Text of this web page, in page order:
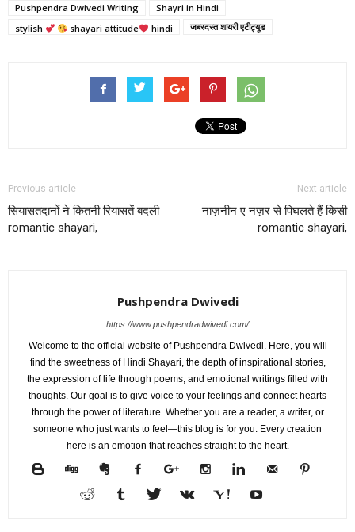
Pushpendra Dwivedi Writing
Shayri in Hindi
stylish
shayari attitude hindi जबरदस्त शायरी एटीट्यूड
Previous article
सियासतदानों ने कितनी रियासतें बदली
romantic shayari,
Next article
नाज़नीन ए नज़र से पिघलते हैं किसी
romantic shayari,
Pushpendra Dwivedi
https://www.pushpendradwivedi.com/
Welcome to the official website of Pushpendra Dwivedi. Here, you will
find the sweetness of Hindi Shayari, the depth of inspirational stories,
the expression of life through poems, and emotional writings filled with
thoughts. Our goal is to give voice to your feelings and connect hearts
through the power of literature. Whether you are a reader, a writer, or
someone who just wants to feel—this blog is for you. Every creation
here is an emotion that reaches straight to the heart.